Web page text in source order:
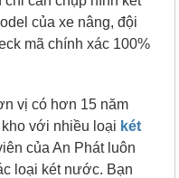
của xe nâng, đội
mã chính xác 100%
vị có hơn 15 năm
với nhiều loại két
của An Phát luôn
loại két nước. Bạn